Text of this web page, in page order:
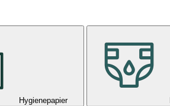
Hygienepapier